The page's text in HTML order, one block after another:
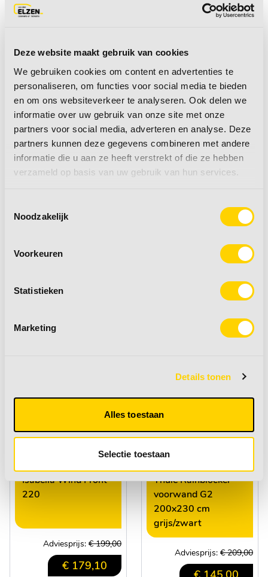
Deze website maakt gebruik van cookies
We gebruiken cookies om content en advertenties te
personaliseren, om functies voor social media te bieden
en om ons websiteverkeer te analyseren. Ook delen we
informatie over uw gebruik van onze site met onze
partners voor social media, adverteren en analyse. Deze
partners kunnen deze gegevens combineren met andere
informatie die u aan ze heeft verstrekt of die ze hebben
verzameld op basis van uw gebruik van hun services.
Noodzakelijk
Voorkeuren
Statistieken
Marketing
Details tonen
Alles toestaan
Selectie toestaan
Openingstijden
Route
0486 452524
Gratis verzending vanaf €50,- euro
zelfde dag verzonden
klanten
Isabella Wind Front
220
Adviesprijs: € 199,00
€ 179,10
Thule Rainblocker
voorwand G2
200x230 cm
grijs/zwart
Adviesprijs: € 209,00